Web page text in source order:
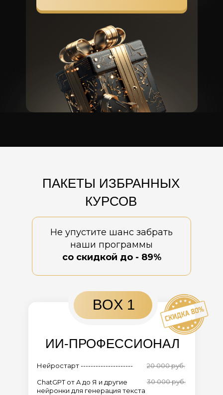
ПАКЕТЫ ИЗБРАННЫХ
КУРСОВ
Не упустите шанс забрать
наши программы
скидкой до - 89%
BOX 1
ИИ-ПРОФЕССИОНАЛ
20 000 руб.
30 000 руб.
YouTube для бизнеса
Не упустите шанс забрать
наши программы
со скидкой до - 89%
Нейростарт ---------------------
ChatGPT от A до Я и другие
нейронки для генерация текста